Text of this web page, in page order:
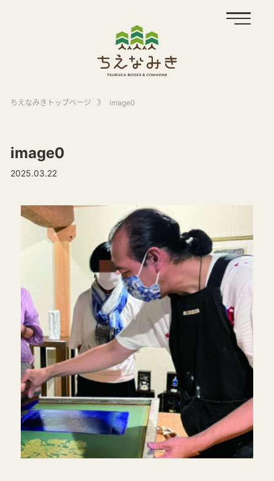
ちえなみきトップページ 》 image0
image0
2025.03.22